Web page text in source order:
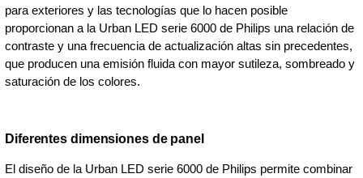
para exteriores y las tecnologías que lo hacen posible
proporcionan a la Urban LED serie 6000 de Philips una relación de
contraste y una frecuencia de actualización altas sin precedentes,
que producen una emisión fluida con mayor sutileza, sombreado y
saturación de los colores.
Diferentes dimensiones de panel
El diseño de la Urban LED serie 6000 de Philips permite combinar